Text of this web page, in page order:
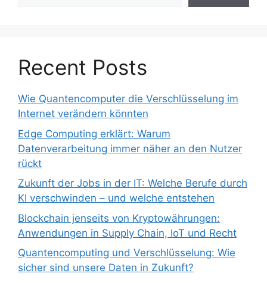
Recent Posts
Wie Quantencomputer die Verschlüsselung im
Internet verändern könnten
Edge Computing erklärt: Warum
Datenverarbeitung immer näher an den Nutzer
rückt
Zukunft der Jobs in der IT: Welche Berufe durch
KI verschwinden – und welche entstehen
Blockchain jenseits von Kryptowährungen:
Anwendungen in Supply Chain, IoT und Recht
Quantencomputing und Verschlüsselung: Wie
sicher sind unsere Daten in Zukunft?